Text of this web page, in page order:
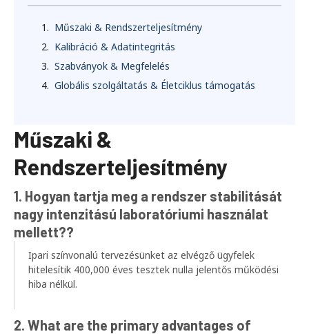
Műszaki & Rendszerteljesítmény
Kalibráció & Adatintegritás
Szabványok & Megfelelés
Globális szolgáltatás & Életciklus támogatás
Műszaki &
Rendszerteljesítmény
1. Hogyan tartja meg a rendszer stabilitását
nagy intenzitású laboratóriumi használat
mellett??
Ipari színvonalú tervezésünket az elvégző ügyfelek
hitelesítik 400,000 éves tesztek nulla jelentős működési
hiba nélkül.
2. What are the primary advantages of